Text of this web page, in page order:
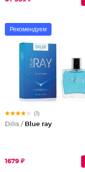
Рекомендуем
(1)
Dilis / Blue ray
1679 ₽